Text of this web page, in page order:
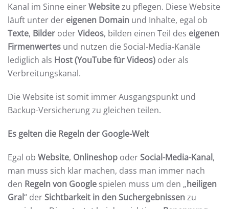
Kanal im Sinne einerWebsitezu pflegen. Diese Website
läuft unter der eigenen Domain und Inhalte, egal ob
Texte, Bilder oderVideos, bilden einen Teil des eigenen
Firmenwertes und nutzen die Social-Media-Kanäle
lediglich als Host (YouTube für Videos) oder als
Verbreitungskanal.
Die Website ist somit immer Ausgangspunkt und
Backup-Versicherung zu gleichen teilen.
Es gelten die Regeln der Google-Welt
Egal ob Website, Onlineshop oderSocial-Media-Kanal,
man muss sich klar machen, dass man immer nach
den Regeln von Google spielen muss um den „heiligen
Gral“ derSichtbarkeit in den Suchergebnissenzu